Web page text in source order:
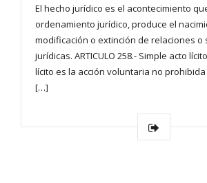
El hecho jurídico es el acontecimiento
ordenamiento jurídico, produce el
modificación o extinción de relaciones o
jurídicas. ARTICULO 258.- Simple acto
lícito es la acción voluntaria no
[…]